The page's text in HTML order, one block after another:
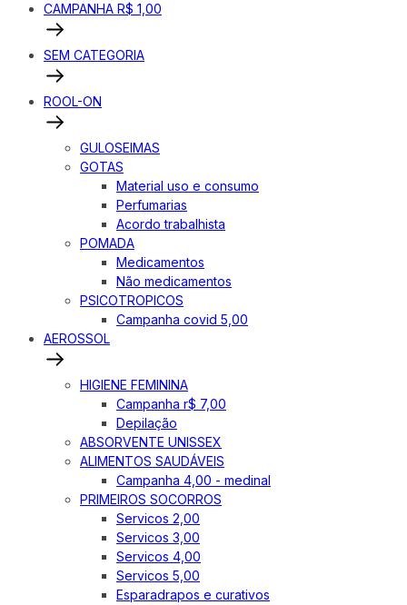
CAMPANHA R$ 1,00
SEM CATEGORIA
ROOL-ON
GULOSEIMAS
GOTAS
Material uso e consumo
Perfumarias
Acordo trabalhista
POMADA
Medicamentos
Não medicamentos
PSICOTROPICOS
Campanha covid 5,00
AEROSSOL
HIGIENE FEMININA
Campanha r$ 7,00
Depilação
ABSORVENTE UNISSEX
ALIMENTOS SAUDÁVEIS
Campanha 4,00 - medinal
PRIMEIROS SOCORROS
Servicos 2,00
Servicos 3,00
Servicos 4,00
Servicos 5,00
Esparadrapos e curativos